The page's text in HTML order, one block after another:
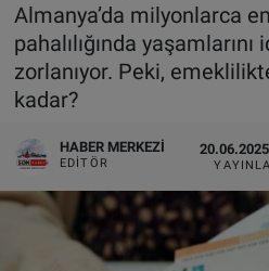
Almanya’da milyonlarca
pahalılığında
zorlanıyor. Peki,
kadar?
HABER MERKEZI
EDITÖR
AVUSTURYA
SAĞLIK - YAŞAM
BİLİM-TEKNOLOJİ
DÜNYA
BİLİM-TEKNOLOJİ
SAĞLIK
FOTO GALERİ
VIDEO GALERİ
Tüm Manşetler
Son Dakika Haberleri
Haber Arşivi